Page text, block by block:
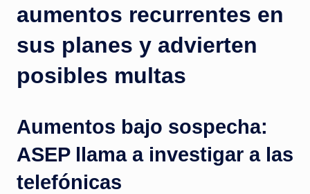
n
t
a
t
e
aumentos recurrentes en
sus planes y advierten
posibles multas
Aumentos bajo sospecha:
ASEP llama a investigar a las
telefónicas